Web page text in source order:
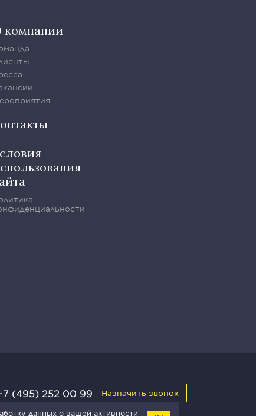
данных о вашей активности
компании
(495) 252 00 99 Назначить звонок